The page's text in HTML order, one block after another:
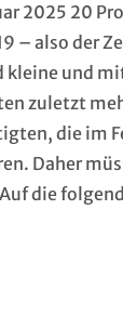
2025 20
– also der
kleine und
zuletzt
die im
Daher
die